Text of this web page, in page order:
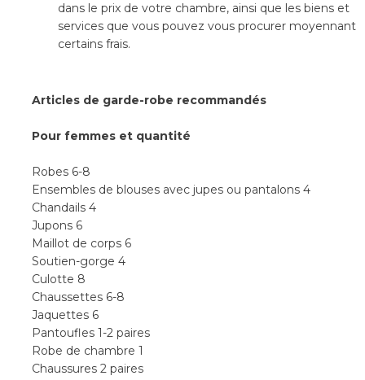
dans le prix de votre chambre, ainsi que les biens et
services que vous pouvez vous procurer moyennant
certains frais.
Articles de garde-robe recommandés
Pour femmes et quantité
Robes 6-8
Ensembles de blouses avec jupes ou pantalons 4
Chandails 4
Jupons 6
Maillot de corps 6
Soutien-gorge 4
Culotte 8
Chaussettes 6-8
Jaquettes 6
Pantoufles 1-2 paires
Robe de chambre 1
Chaussures 2 paires